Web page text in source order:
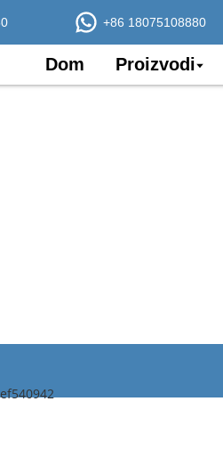
+86 18075108880
Dom Proizvodi